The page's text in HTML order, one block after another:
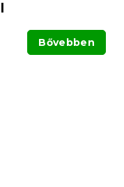
Bővebben